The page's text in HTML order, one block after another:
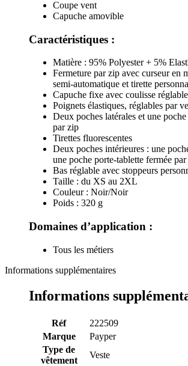
Coupe vent
Capuche amovible
Caractéristiques :
Matière : 95% Polyester + 5%
Fermeture par zip avec curseur en
semi-automatique et tirette
Capuche fixe avec coulisse réglable
Poignets élastiques, réglables par
Deux poches latérales et une
par zip
Tirettes fluorescentes
Deux poches intérieures : une
une poche porte-tablette fermée
Bas réglable avec stoppeurs
Taille : du XS au 2XL
Couleur : Noir/Noir
Poids : 320 g
Domaines d’application :
Tous les métiers
Informations supplémentaires
Informations
Réf
222509
Marque
Payper
Type de
vêtement
Veste